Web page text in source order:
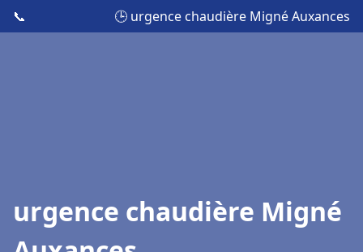
📞 🕒 urgence chaudière Migné Auxances
urgence chaudière Migné